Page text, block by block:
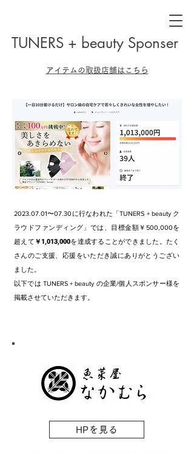
TUNERS + beauty Sponser
アイテムの取扱店舗はこちら
2023.07.01〜07.30に行なわれた「TUNERS + beauty ク
ラウドファンディング」では、目標金額￥500,000を
超えて ￥1,013,000を達成することができました。たく
さんのご支援、応援をいただき誠にありがとうござい
ました。
以下では TUNERS + beauty の企業/個人スポンサー様を
掲載させていただきます。
HPを見る